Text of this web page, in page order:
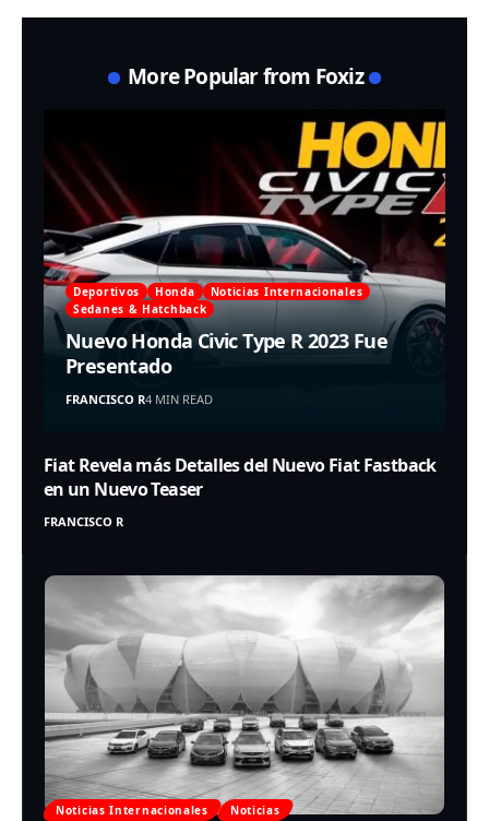
More Popular from Foxiz
Deportivos Honda
Noticias Internacionales
Sedanes & Hatchback
Nuevo Honda Civic Type R 2023 Fue
Presentado
FRANCISCO R4 MIN READ
Fiat Revela más Detalles del Nuevo Fiat Fastback
en un Nuevo Teaser
FRANCISCO R
Noticias Internacionales Noticias